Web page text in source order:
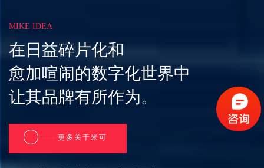
MIKE IDEA
在日益碎片化和
愈加喧闹的数字化世界中
让其品牌有所作为。
更多关于米可